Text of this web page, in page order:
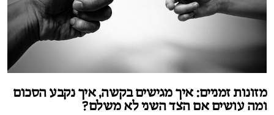
מזונות זמניים: איך מגישים בקשה, איך נקבע הסכום
ומה עושים אם הצד השני לא משלם?